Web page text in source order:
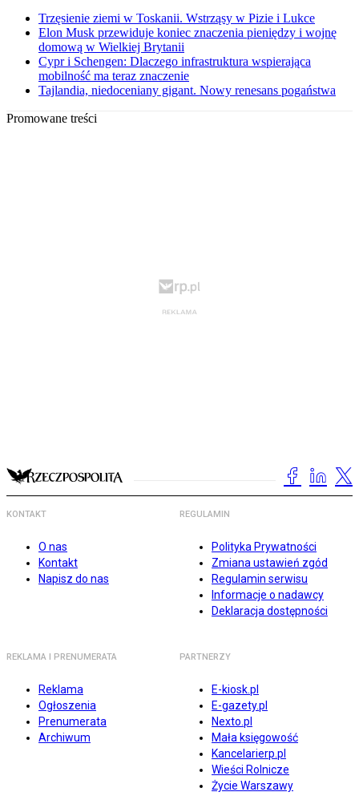
Trzęsienie ziemi w Toskanii. Wstrząsy w Pizie i Lukce
Elon Musk przewiduje koniec znaczenia pieniędzy i wojnę
domową w Wielkiej Brytanii
Cypr i Schengen: Dlaczego infrastruktura wspierająca
mobilność ma teraz znaczenie
Tajlandia, niedoceniany gigant. Nowy renesans pogaństwa
Promowane treści
KONTAKT
O nas
Kontakt
Napisz do nas
REGULAMIN
Polityka Prywatności
Zmiana ustawień zgód
Regulamin serwisu
Informacje o nadawcy
Deklaracja dostępności
REKLAMA I PRENUMERATA
Reklama
Ogłoszenia
Prenumerata
Archiwum
PARTNERZY
E-kiosk.pl
E-gazety.pl
Nexto.pl
Mała księgowość
Kancelarierp.pl
Wieści Rolnicze
Życie Warszawy